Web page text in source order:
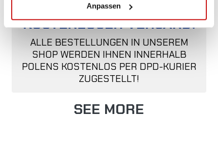
Anpassen
KOSTENLOSER VERSAND!
ALLE BESTELLUNGEN IN UNSEREM
SHOP WERDEN IHNEN INNERHALB
POLENS KOSTENLOS PER DPD-KURIER
ZUGESTELLT!
SEE MORE